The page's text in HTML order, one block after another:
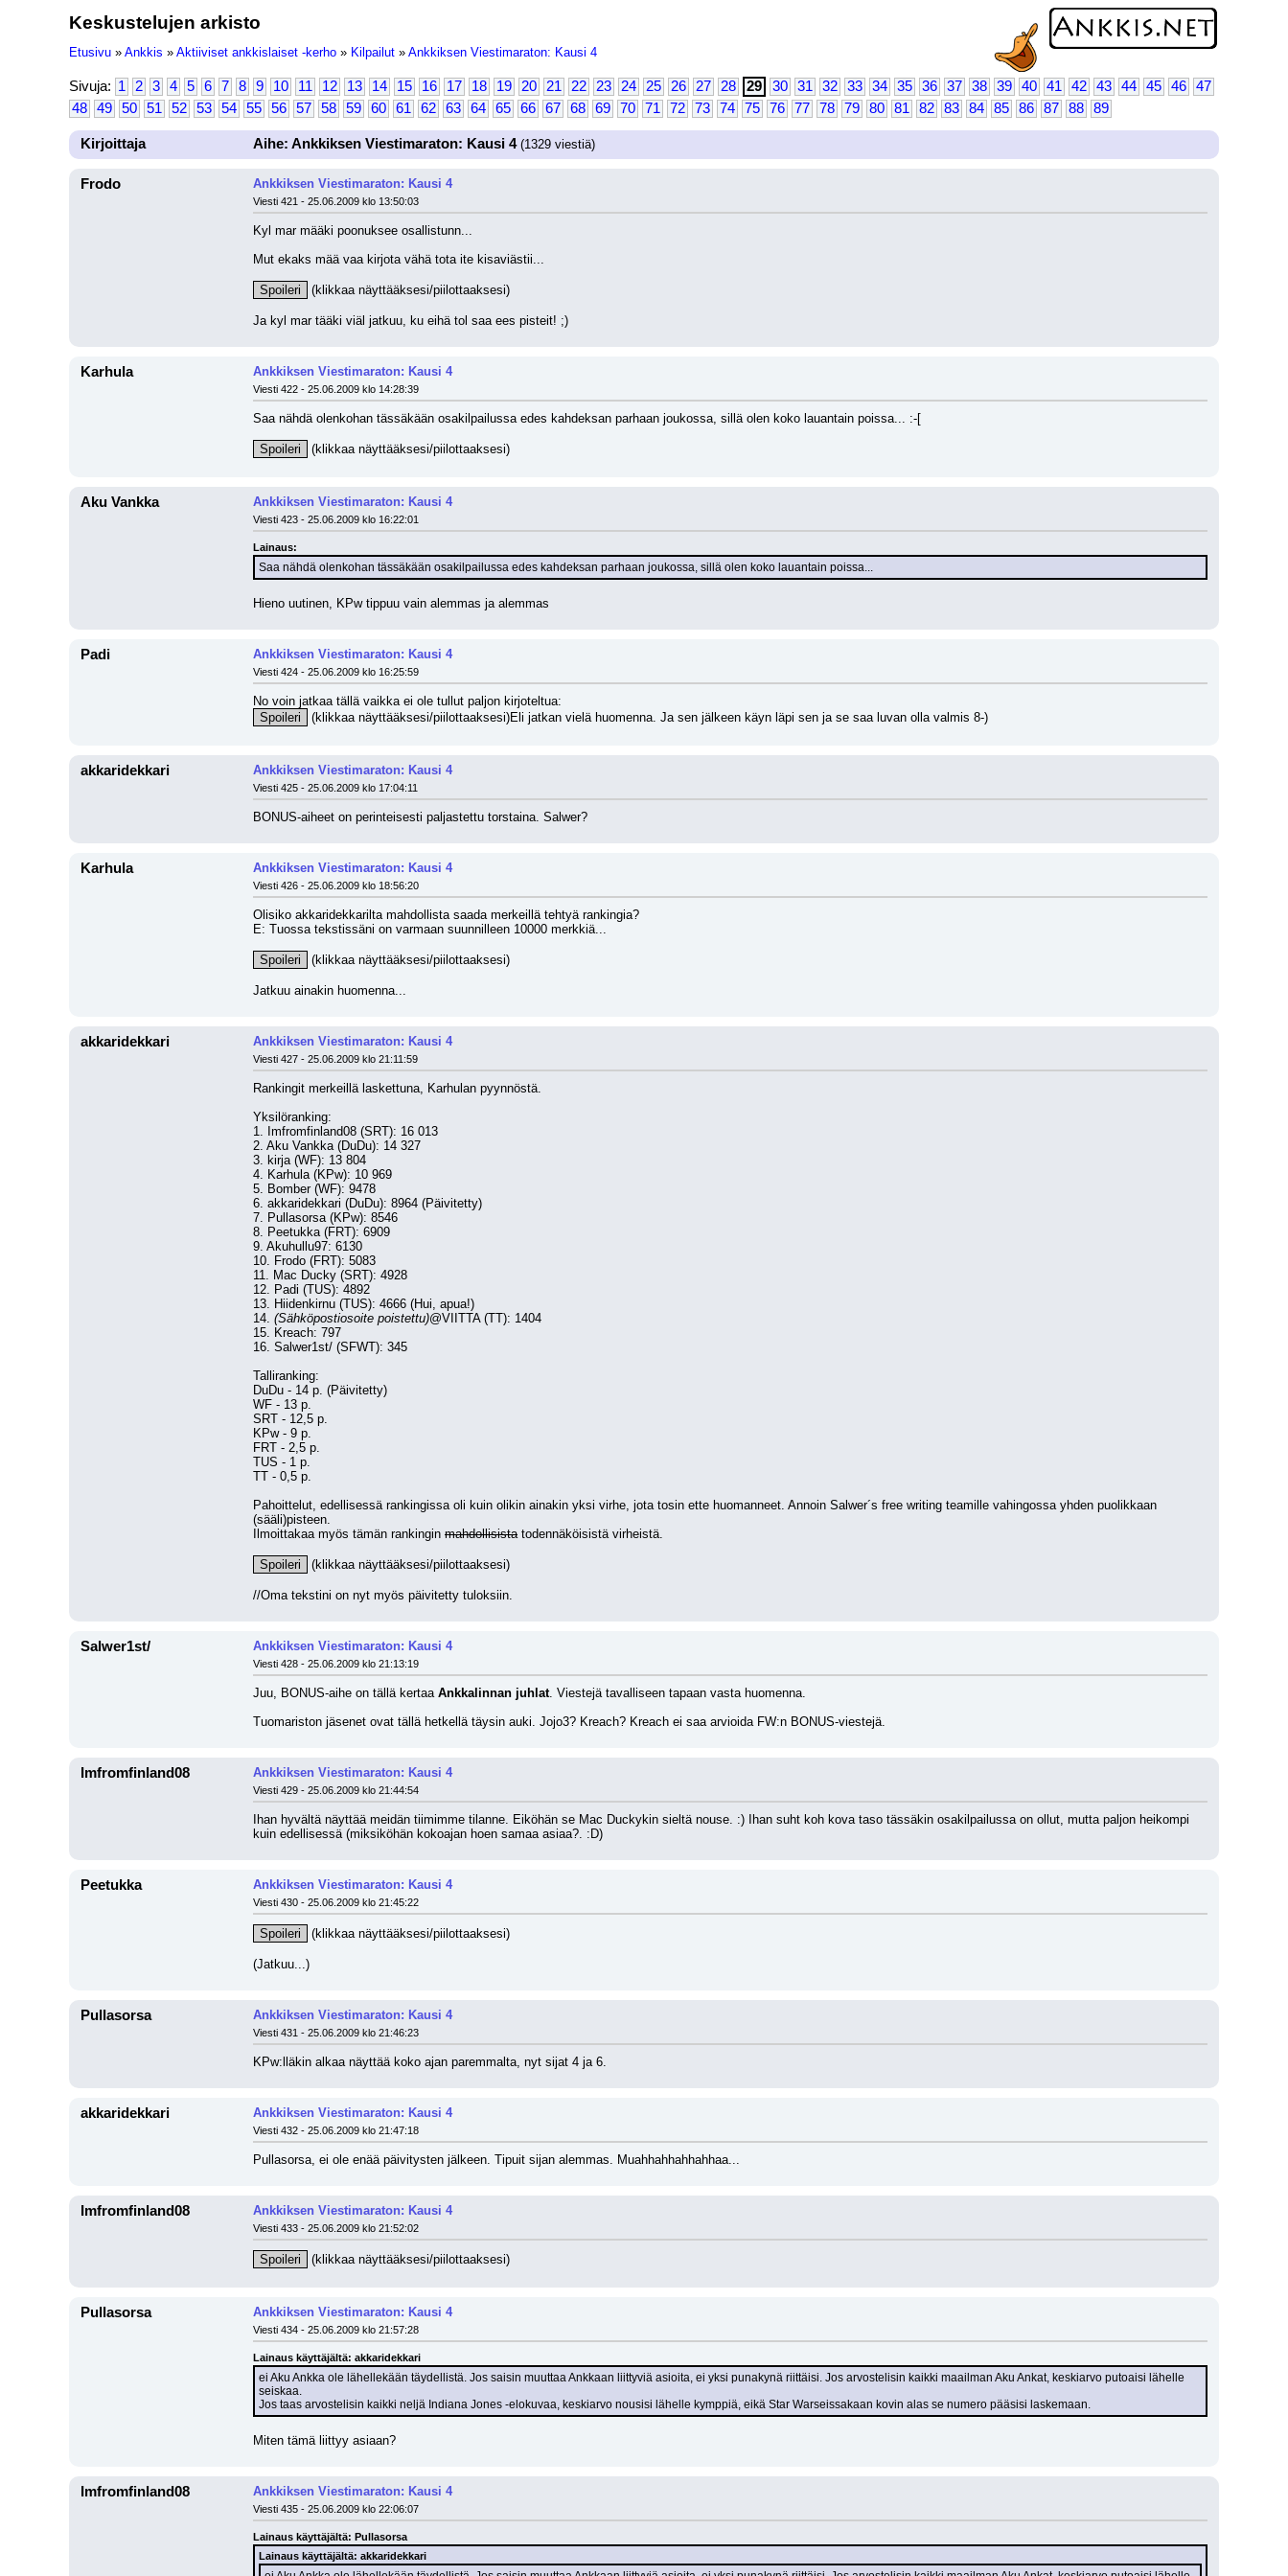
Keskustelujen arkisto
Etusivu » Ankkis » Aktiiviset ankkislaiset -kerho » Kilpailut » Ankkiksen Viestimaraton: Kausi 4
Sivuja: 1 2 3 4 5 6 7 8 9 10 11 12 13 14 15 16 17 18 19 20 21 22 23 24 25 26 27 28 29 30 31 32 33 34 35 36 37 38 39 40 41 42 43 44 45 46
47
48
49 50 51 52 53 54 55 56 57 58 59 60 61 62 63 64 65 66 67 68 69 70 71 72 73 74 75 76 77 78 79 80 81 82 83 84 85 86 87 88 89
Kirjoittaja Aihe: Ankkiksen Viestimaraton: Kausi 4(1329 viestiä)
Frodo Ankkiksen Viestimaraton: Kausi 4
Viesti 421 - 25.06.2009 klo 13:50:03
Kyl mar määki poonuksee osallistunn...
Mut ekaks mää vaa kirjota vähä tota ite kisaviästii...
Spoileri (klikkaa näyttääksesi/piilottaaksesi)
Ja kyl mar tääki viäl jatkuu, ku eihä tol saa ees pisteit! ;)
Karhula Ankkiksen Viestimaraton: Kausi 4
Viesti 422 - 25.06.2009 klo 14:28:39
Saa nähdä olenkohan tässäkään osakilpailussa edes kahdeksan parhaan joukossa, sillä olen koko lauantain poissa... :-[
Spoileri (klikkaa näyttääksesi/piilottaaksesi)
Aku Vankka Ankkiksen Viestimaraton: Kausi 4
Viesti 423 - 25.06.2009 klo 16:22:01
Lainaus:
Saa nähdä olenkohan tässäkään osakilpailussa edes kahdeksan parhaan joukossa, sillä olen koko lauantain poissa...
Hieno uutinen, KPw tippuu vain alemmas ja alemmas
Padi Ankkiksen Viestimaraton: Kausi 4
Viesti 424 - 25.06.2009 klo 16:25:59
No voin jatkaa tällä vaikka ei ole tullut paljon kirjoteltua:
Spoileri
(klikkaa näyttääksesi/piilottaaksesi)Eli jatkan vielä huomenna. Ja sen jälkeen käyn läpi sen ja se saa luvan olla valmis 8-)
akkaridekkari Ankkiksen Viestimaraton: Kausi 4
Viesti 425 - 25.06.2009 klo 17:04:11
BONUS-aiheet on perinteisesti paljastettu torstaina. Salwer?
Karhula Ankkiksen Viestimaraton: Kausi 4
Viesti 426 - 25.06.2009 klo 18:56:20
Olisiko akkaridekkarilta mahdollista saada merkeillä tehtyä rankingia?
E: Tuossa tekstissäni on varmaan suunnilleen 10000 merkkiä...
Spoileri (klikkaa näyttääksesi/piilottaaksesi)
Jatkuu ainakin huomenna...
akkaridekkari Ankkiksen Viestimaraton: Kausi 4
Viesti 427 - 25.06.2009 klo 21:11:59
Rankingit merkeillä laskettuna, Karhulan pyynnöstä.
Yksilöranking:
1. Imfromfinland08 (SRT): 16 013
2. Aku Vankka (DuDu): 14 327
3. kirja (WF): 13 804
4. Karhula (KPw): 10 969
5. Bomber (WF): 9478
6. akkaridekkari (DuDu): 8964 (Päivitetty)
7. Pullasorsa (KPw): 8546
8. Peetukka (FRT): 6909
9. Akuhullu97: 6130
10. Frodo (FRT): 5083
11. Mac Ducky (SRT): 4928
12. Padi (TUS): 4892
13. Hiidenkirnu (TUS): 4666 (Hui, apua!)
14. (Sähköpostiosoite poistettu)@VIITTA (TT): 1404
15. Kreach: 797
16. Salwer1st/ (SFWT): 345
Talliranking:
DuDu - 14 p. (Päivitetty)
WF - 13 p.
SRT - 12,5 p.
KPw - 9 p.
FRT - 2,5 p.
TUS - 1 p.
TT - 0,5 p.
Pahoittelut, edellisessä rankingissa oli kuin olikin ainakin yksi virhe, jota tosin ette huomanneet. Annoin Salwer´s free writing teamille vahingossa yhden puolikkaan
(sääli)pisteen.
Ilmoittakaa myös tämän rankingin mahdollisista todennäköisistä virheistä.
Spoileri (klikkaa näyttääksesi/piilottaaksesi)
//Oma tekstini on nyt myös päivitetty tuloksiin.
Salwer1st/ Ankkiksen Viestimaraton: Kausi 4
Viesti 428 - 25.06.2009 klo 21:13:19
Juu, BONUS-aihe on tällä kertaa Ankkalinnan juhlat. Viestejä tavalliseen tapaan vasta huomenna.
Tuomariston jäsenet ovat tällä hetkellä täysin auki. Jojo3? Kreach? Kreach ei saa arvioida FW:n BONUS-viestejä.
Imfromfinland08 Ankkiksen Viestimaraton: Kausi 4
Viesti 429 - 25.06.2009 klo 21:44:54
Ihan hyvältä näyttää meidän tiimimme tilanne. Eiköhän se Mac Duckykin sieltä nouse. :) Ihan suht koh kova taso tässäkin osakilpailussa on ollut, mutta paljon heikompi
kuin edellisessä (miksiköhän kokoajan hoen samaa asiaa?. :D)
Peetukka Ankkiksen Viestimaraton: Kausi 4
Viesti 430 - 25.06.2009 klo 21:45:22
Spoileri (klikkaa näyttääksesi/piilottaaksesi)
(Jatkuu...)
Pullasorsa Ankkiksen Viestimaraton: Kausi 4
Viesti 431 - 25.06.2009 klo 21:46:23
KPw:lläkin alkaa näyttää koko ajan paremmalta, nyt sijat 4 ja 6.
akkaridekkari Ankkiksen Viestimaraton: Kausi 4
Viesti 432 - 25.06.2009 klo 21:47:18
Pullasorsa, ei ole enää päivitysten jälkeen. Tipuit sijan alemmas. Muahhahhahhahhaa...
Imfromfinland08 Ankkiksen Viestimaraton: Kausi 4
Viesti 433 - 25.06.2009 klo 21:52:02
Spoileri (klikkaa näyttääksesi/piilottaaksesi)
Pullasorsa Ankkiksen Viestimaraton: Kausi 4
Viesti 434 - 25.06.2009 klo 21:57:28
Lainaus käyttäjältä: akkaridekkari
ei Aku Ankka ole lähellekään täydellistä. Jos saisin muuttaa Ankkaan liittyviä asioita, ei yksi punakynä riittäisi. Jos arvostelisin kaikki maailman Aku Ankat, keskiarvo putoaisi lähelle
seiskaa.
Jos taas arvostelisin kaikki neljä Indiana Jones -elokuvaa, keskiarvo nousisi lähelle kymppiä, eikä Star Warseissakaan kovin alas se numero pääsisi laskemaan.
Miten tämä liittyy asiaan?
Imfromfinland08 Ankkiksen Viestimaraton: Kausi 4
Viesti 435 - 25.06.2009 klo 22:06:07
Lainaus käyttäjältä: Pullasorsa
Lainaus käyttäjältä: akkaridekkari